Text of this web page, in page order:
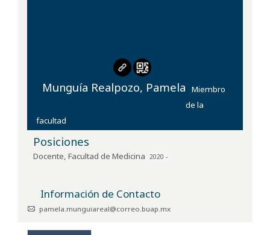
Munguía Realpozo, Pamela
Miembro
de la
facultad
Posiciones
Docente, Facultad de Medicina 2020 -
Información de Contacto
pamela.munguiareal@correo.buap.mx